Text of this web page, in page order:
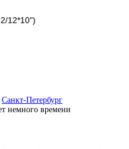
12*10")
Санкт-Петербург
немного времени